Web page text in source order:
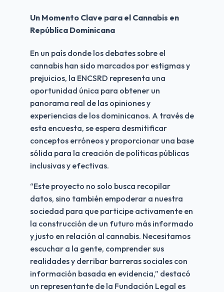
Un Momento Clave para el Cannabis en
República Dominicana
En un país donde los debates sobre el
cannabis han sido marcados por estigmas y
prejuicios, la ENCSRD representa una
oportunidad única para obtener un
panorama real de las opiniones y
experiencias de los dominicanos. A través de
esta encuesta, se espera desmitificar
conceptos erróneos y proporcionar una base
sólida para la creación de políticas públicas
inclusivas y efectivas.
“Este proyecto no solo busca recopilar
datos, sino también empoderar a nuestra
sociedad para que participe activamente en
la construcción de un futuro más informado
y justo en relación al cannabis. Necesitamos
escuchar a la gente, comprender sus
realidades y derribar barreras sociales con
información basada en evidencia,” destacó
un representante de la Fundación Legal es